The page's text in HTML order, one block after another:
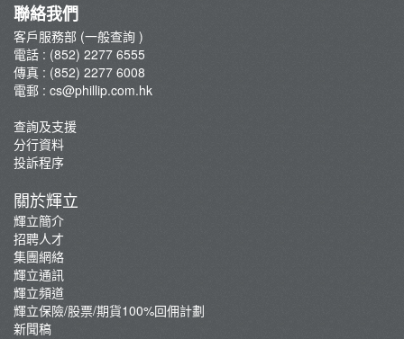
聯絡我們
客戶服務部 (一般查詢 )
電話 : (852) 2277 6555
傳真 : (852) 2277 6008
電郵 : cs@phillip.com.hk
查詢及支援
分行資料
投訴程序
關於輝立
輝立簡介
招聘人才
集團網絡
輝立通訊
輝立頻道
輝立保險/股票/期貨100%回佣計劃
新聞稿